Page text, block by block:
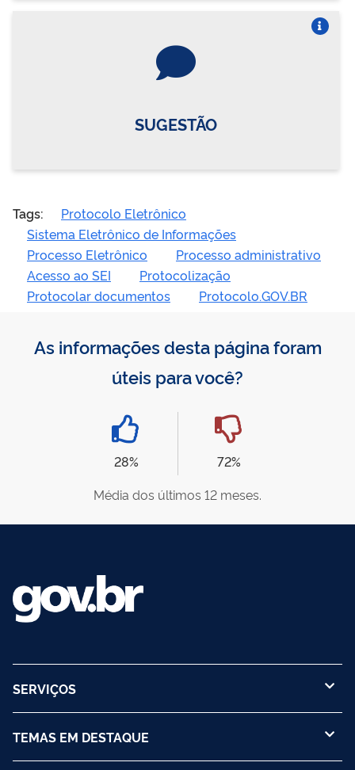
SUGESTÃO
Tags:
Protocolo Eletrônico
Sistema Eletrônico de Informações
Processo Eletrônico
Processo administrativo
Acesso ao SEI
Protocolização
Protocolar documentos
Protocolo.GOV.BR
As informações desta página foram
úteis para você?
28%
72%
Média dos últimos 12 meses.
SERVIÇOS
TEMAS EM DESTAQUE